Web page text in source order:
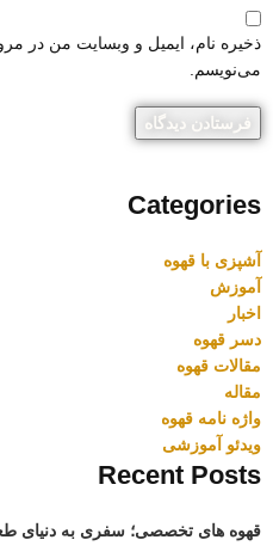
ذخیره نام، ایمیل و وبسایت من در
می‌نویسم.
Categories
آشپزی با قهوه
آموزش
اخبار
دسر قهوه
مقالات قهوه
مقاله
واژه نامه قهوه
ویدئو آموزشی
Recent Posts
قهوه های تخصصی؛ سفری به دنیای